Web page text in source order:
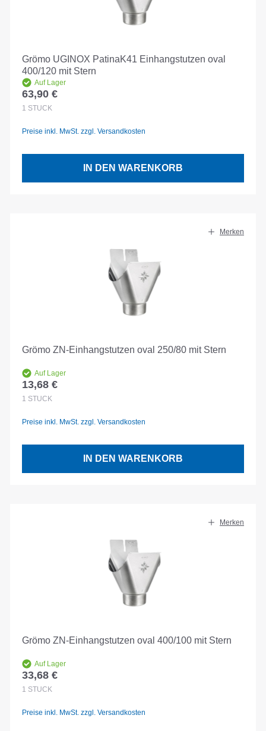
Grömo UGINOX PatinaK41 Einhangstutzen oval
400/120 mit Stern
Auf Lager
Regulärer Preis:
63,90 €
1 STÜCK
Preise inkl. MwSt. zzgl. Versandkosten
IN DEN WARENKORB
Merken
Grömo ZN-Einhangstutzen oval 250/80 mit Stern
Auf Lager
Regulärer Preis:
13,68 €
1 STÜCK
Preise inkl. MwSt. zzgl. Versandkosten
IN DEN WARENKORB
Merken
Grömo ZN-Einhangstutzen oval 400/100 mit Stern
Auf Lager
Regulärer Preis:
33,68 €
1 STÜCK
Preise inkl. MwSt. zzgl. Versandkosten